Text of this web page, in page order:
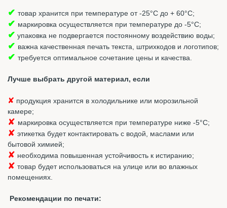
✔ товар хранится при температуре от -25°С до + 60°С;
✔ маркировка осуществляется при температуре до -5°С;
✔ упаковка не подвергается постоянному воздействию воды;
✔ важна качественная печать текста, штрихкодов и логотипов;
✔ требуется оптимальное сочетание цены и качества.
Лучше выбрать другой материал, если
✘ продукция хранится в холодильнике или морозильной
камере;
✘ маркировка осуществляется при температуре ниже -5°С;
✘ этикетка будет контактировать с водой, маслами или
бытовой химией;
✘ необходима повышенная устойчивость к истиранию;
✘ товар будет использоваться на улице или во влажных
помещениях.
Рекомендации по печати: